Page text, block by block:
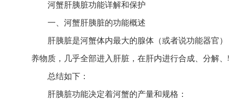
河蟹肝胰脏功能详解和保护
一、河蟹肝胰脏的功能概述
肝胰脏是河蟹体内最大的腺体（或者说功能器官
养物质，几乎全部进入肝脏，在肝内进行合成、分解
总结如下：
肝胰脏功能决定着河蟹的产量和规格：